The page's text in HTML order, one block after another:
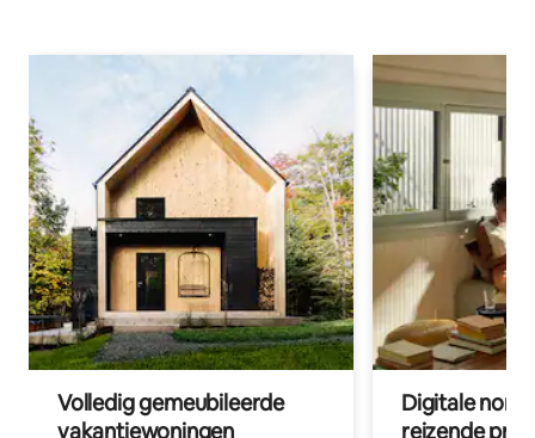
Volledig gemeubileerde
vakantiewoningen
Digitale
reizende